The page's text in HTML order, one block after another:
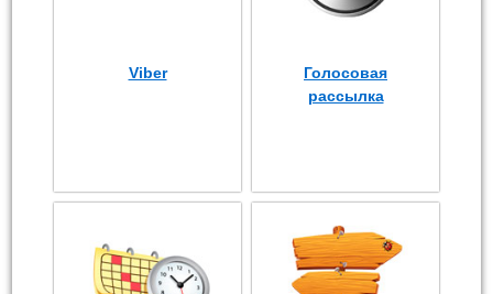
Viber
Голосовая
рассылка